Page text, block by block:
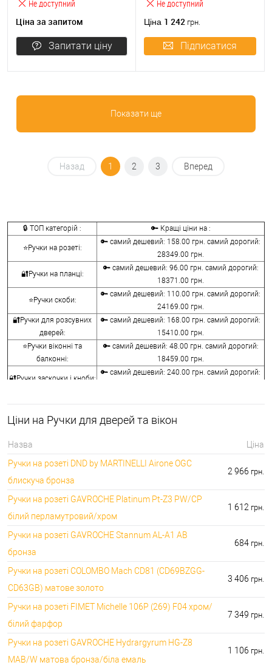
Не доступний
Ціна за запитом
Запитати ціну
Не доступний
Ціна 1 242 грн.
Підписатися
Показати ще
Назад 1 2 3 Вперед
🔒 ТОП категорій : 🔑 Кращі ціни на :
⭐Ручки на розеті:
🔑 самий дешевий: 158.00 грн. самий дорогий:
28349.00 грн.
🔐Ручки на планці:
🔑 самий дешевий: 96.00 грн. самий дорогий:
18371.00 грн.
⭐Ручки скоби:
🔑 самий дешевий: 110.00 грн. самий дорогий:
24169.00 грн.
🔐Ручки для розсувних
дверей:
🔑 самий дешевий: 168.00 грн. самий дорогий:
15410.00 грн.
⭐Ручки віконні та
балконні:
🔑 самий дешевий: 48.00 грн. самий дорогий:
18459.00 грн.
🔐Ручки заскочки і кноби:
🔑 самий дешевий: 240.00 грн. самий дорогий:
🔐Накладки на
🔑 самий дешевий: 76.00 грн. самий дорогий:
⭐Аксесуари для ручок:
🔑 самий дешевий: 50.00 грн. самий дорогий:
1442.00 грн.
Ціни на Ручки для дверей та вікон
Назва
Ціна
Ручки на розеті DND by MARTINELLI Aironе OGC
блискуча бронза
2 966 грн.
Ручки на розеті GAVROCHE Platinum Pt-Z3 PW/CP
білий перламутровий/хром
1 612 грн.
Ручки на розеті GAVROCHE Stannum AL-A1 AB
бронза
684 грн.
Ручки на розеті COLOMBO Mach CD81 (CD69BZGG-
CD63GB) матове золото
3 406 грн.
Ручки на розеті FIMET Michelle 106P (269) F04 хром/
білий фарфор
7 349 грн.
Ручки на розеті GAVROCHE Hydrargyrum HG-Z8
MAB/W матова бронза/біла емаль
1 106 грн.